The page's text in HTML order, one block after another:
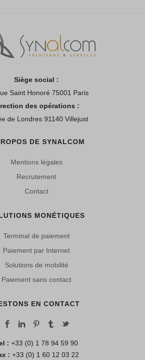
Siège social :
Saint Honoré 75001 Paris
des opérations :
de Londres 91140 Villejust
DE SYNALCOM
Mentions légales
Recrutement
Contact
MONÉTIQUES
Terminal de paiement
Paiement par Internet
Solutions de mobilité
Paiement sans contact
EN CONTACT
: +33 (0) 1 78 94 59 90
: +33 (0) 1 60 12 03 22